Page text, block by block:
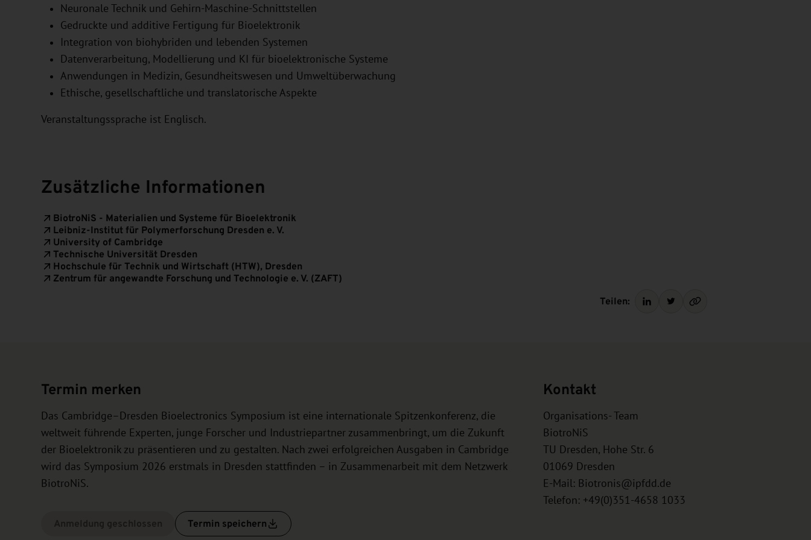
Neuronale Technik und Gehirn-Maschine-Schnittstellen
Gedruckte und additive Fertigung für Bioelektronik
Integration von biohybriden und lebenden Systemen
Datenverarbeitung, Modellierung und KI für bioelektronische Systeme
Anwendungen in Medizin, Gesundheitswesen und Umweltüberwachung
Ethische, gesellschaftliche und translatorische Aspekte
Veranstaltungssprache ist Englisch.
Zusätzliche Informationen
BiotroNiS - Materialien und Systeme für Bioelektronik
Leibniz-Institut für Polymerforschung Dresden e. V.
University of Cambridge
Technische Universität Dresden
Hochschule für Technik und Wirtschaft (HTW), Dresden
Zentrum für angewandte Forschung und Technologie e. V. (ZAFT)
Teilen:
Termin merken
Das Cambridge–Dresden Bioelectronics Symposium ist eine internationale Spitzenkonferenz, die
weltweit führende Experten, junge Forscher und Industriepartner zusammenbringt, um die Zukunft
der Bioelektronik zu präsentieren und zu gestalten. Nach zwei erfolgreichen Ausgaben in Cambridge
wird das Symposium 2026 erstmals in Dresden stattfinden – in Zusammenarbeit mit dem Netzwerk
BiotroNiS.
Termin speichern
Kontakt
Organisations- Team
BiotroNiS
TU Dresden, Hohe Str. 6
01069 Dresden
E-Mail: Biotronis@ipfdd.de
Telefon: +49(0)351-4658 1033